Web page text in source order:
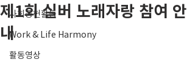
사회공헌활동
Work & Life Harmony
활동영상
제1회 실버 노래자랑 참여 안
내